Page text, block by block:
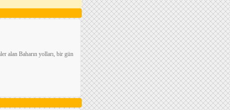
alan Baharın yolları, bir gün